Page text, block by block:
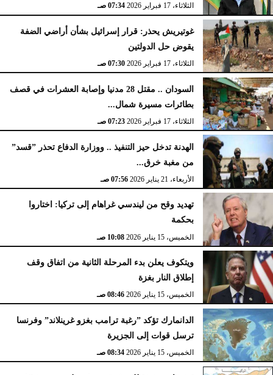
الثلاثاء، 17 فبراير 2026 07:34 صـ
غوتيريش يحذر: قرار إسرائيل بشأن أراضي الضفة
يقوض حل الدولتين
الثلاثاء، 17 فبراير 2026 07:30 صـ
السودان .. مقتل 28 مدنيا وإصابة العشرات في قصف
بطائرات مسيرة شمال...
الثلاثاء، 17 فبراير 2026 07:23 صـ
الهدنة تدخل حيز التنفيذ .. ووزارة الدفاع تحذر ”قسد”
من مغبة خرق...
الأربعاء، 21 يناير 2026 07:56 صـ
تهديد وقح من ليندسي غراهام إلى تركيا: اختاروا
بحكمة
الخميس، 15 يناير 2026 10:08 صـ
ويتكوف يعلن بدء المرحلة الثانية من اتفاق وقف
إطلاق النار بغزة
الخميس، 15 يناير 2026 08:46 صـ
الدانمارك تؤكد ”رغبة ترامب بغزو غرينلاند” وفرنسا
ترسل قوات إلى الجزيرة
الخميس، 15 يناير 2026 08:34 صـ